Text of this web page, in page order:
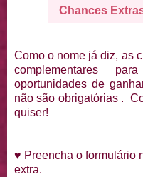
Chances
Como o nome já diz, as
complementares
oportunidades de
não são obrigatórias .
quiser!
♥ Preencha o formulário
extra.